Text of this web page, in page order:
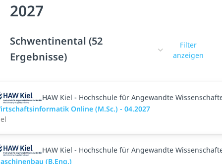
2027
Schwentinental (52
Ergebnisse)
Filter
anzeigen
HAW Kiel - Hochschule für Angewandte
Online (M.Sc.) - 04.2027
HAW Kiel - Hochschule für Angewandte
(B.Eng.)